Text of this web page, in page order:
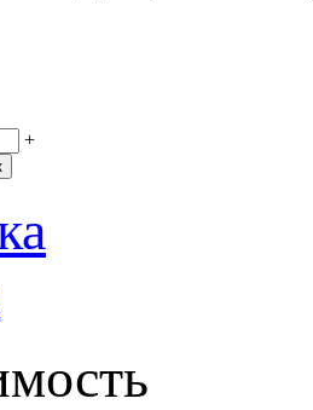
+